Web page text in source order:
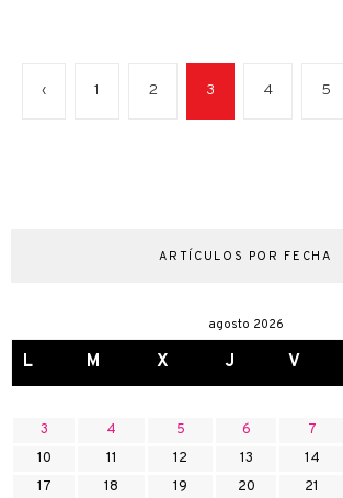
‹ 1 2 3 4 5
ARTÍCULOS POR FECHA
agosto 2026
L M X J V
3
4 5 6 7
10
11 12 13 14
17
18 19 20 21